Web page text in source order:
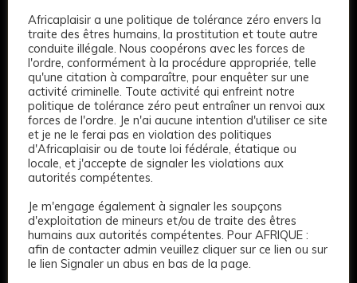
Africaplaisir a une politique de tolérance zéro envers la
traite des êtres humains, la prostitution et toute autre
conduite illégale. Nous coopérons avec les forces de
l'ordre, conformément à la procédure appropriée, telle
qu'une citation à comparaître, pour enquêter sur une
activité criminelle. Toute activité qui enfreint notre
politique de tolérance zéro peut entraîner un renvoi aux
forces de l'ordre. Je n'ai aucune intention d'utiliser ce site
et je ne le ferai pas en violation des politiques
d'Africaplaisir ou de toute loi fédérale, étatique ou
locale, et j'accepte de signaler les violations aux
autorités compétentes.
Je m'engage également à signaler les soupçons
d'exploitation de mineurs et/ou de traite des êtres
humains aux autorités compétentes. Pour AFRIQUE :
afin de contacter admin veuillez cliquer sur ce lien ou sur
le lien Signaler un abus en bas de la page.